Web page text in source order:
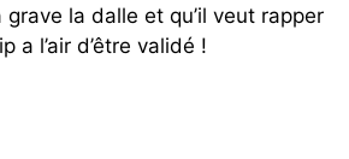
la dalle et qu’il veut rapper
a l’air d’être validé !